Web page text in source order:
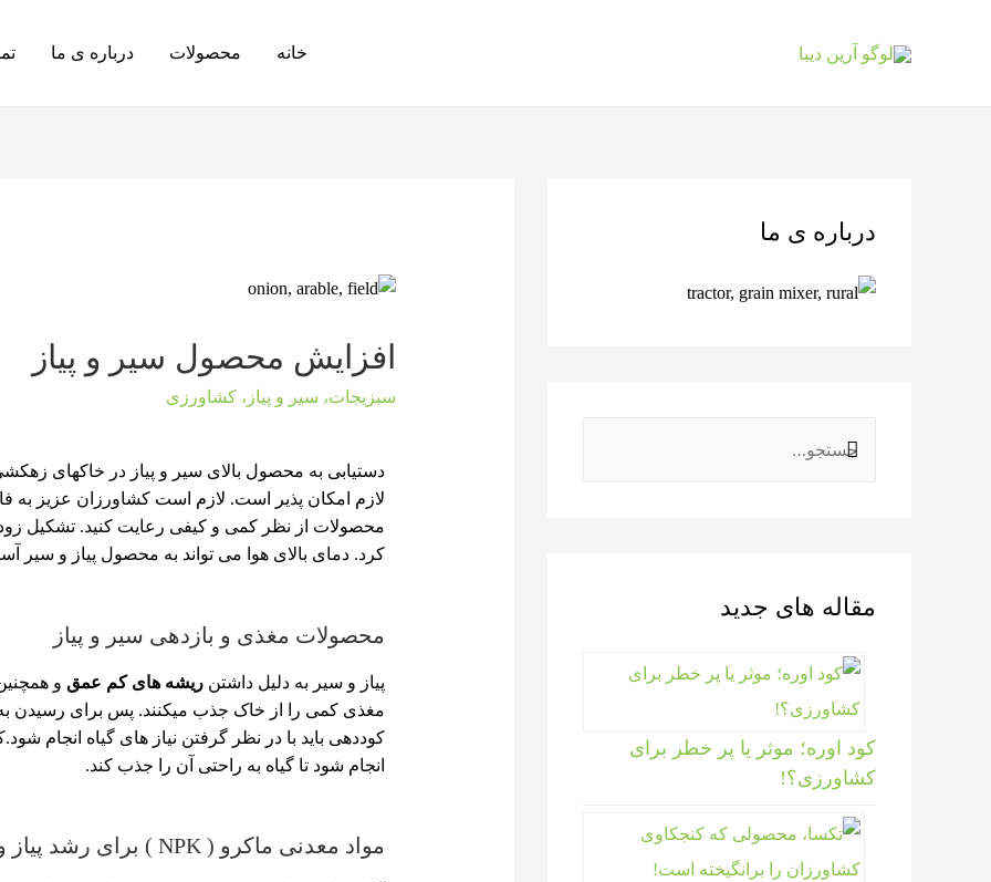
خانه محصولات درباره ی ما
درباره ی ما
مقاله های جدید
کود اوره؛ موثر یا پر خطر برای
کشاورزی؟!
افزایش محصول سیر و پیاز
سبزیجات، سیر و پیاز ، کشاورزی
دستیابی به محصول بالای سیر و پیاز در خاکهای
لازم امکان پذیر است. لازم است کشاورزان عزیز به
محصولات از نظر کمی و کیفی رعایت کنید. تشکیل
کرد. دمای بالای هوا می تواند به محصول پیاز و سیر
محصولات مغذی و بازدهی سیر و پیاز
پیاز و سیر به دلیل داشتن ریشه های کم عمق و
مغذی کمی را از خاک جذب میکنند. پس برای رسیدن
کوددهی باید با در نظر گرفتن نیاز های گیاه انجام
انجام شود تا گیاه به راحتی آن را جذب کند.
مواد معدنی ماکرو ( NPK ) برای رشد پیاز و سیر